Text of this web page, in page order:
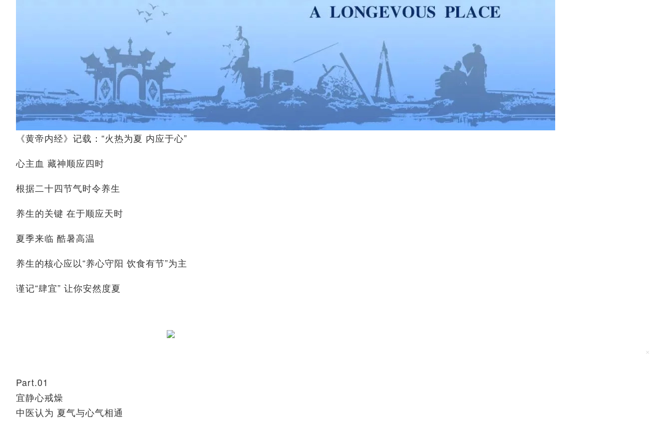
《黄帝内经》记载： “火热为夏 内应于心”
心主血 藏神顺应四时
根据二十四节气时令养生
养生的关键 在于顺应天时
夏季来临 酷暑高温
养生的核心应以“养心守阳 饮食有节”为主
谨记“肆宜” 让你安然度夏
×
Part.01
宜静心戒燥
中医认为 夏气与心气相通